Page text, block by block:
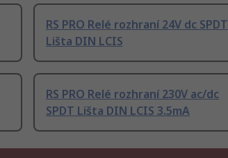
RS PRO Relé rozhraní 24V dc SPDT
Lišta DIN LCIS
RS PRO Relé rozhraní 230V ac/dc
SPDT Lišta DIN LCIS 3.5mA